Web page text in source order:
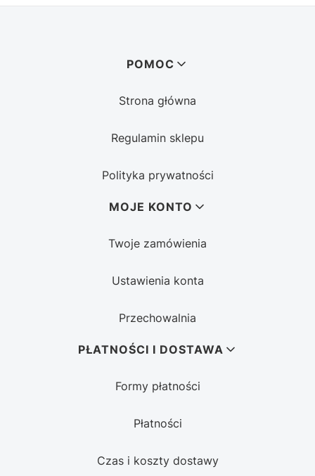
POMOC
Strona główna
Regulamin sklepu
Polityka prywatności
MOJE KONTO
Twoje zamówienia
Ustawienia konta
Przechowalnia
PŁATNOŚCI I DOSTAWA
Formy płatności
Płatności
Czas i koszty dostawy